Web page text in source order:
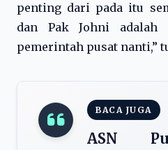
penting dari pada itu
dan Pak Johni adalah
pemerintah pusat nanti,”
BACA JUGA
ASN